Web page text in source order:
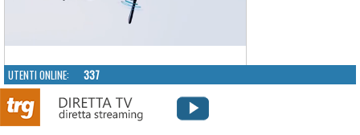
UTENTI ONLINE: 337